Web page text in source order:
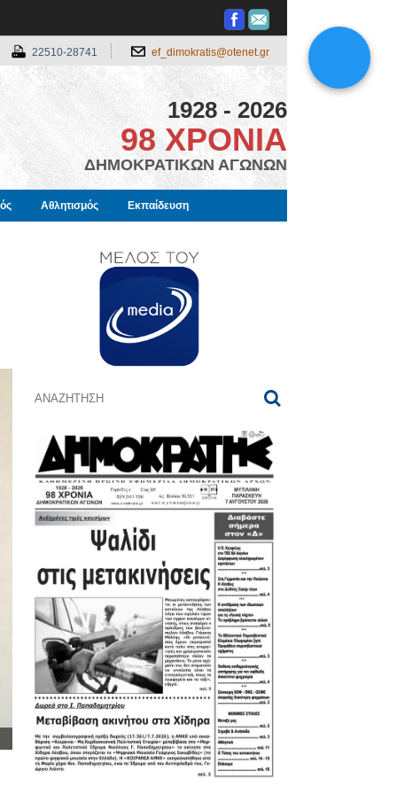
22510-28741 ef_dimokratis@otenet.gr
1928 - 2026
98 ΧΡΟΝΙΑ
ΔΗΜΟΚΡΑΤΙΚΩΝ ΑΓΩΝΩΝ
Αθλητισμός Εκπαίδευση